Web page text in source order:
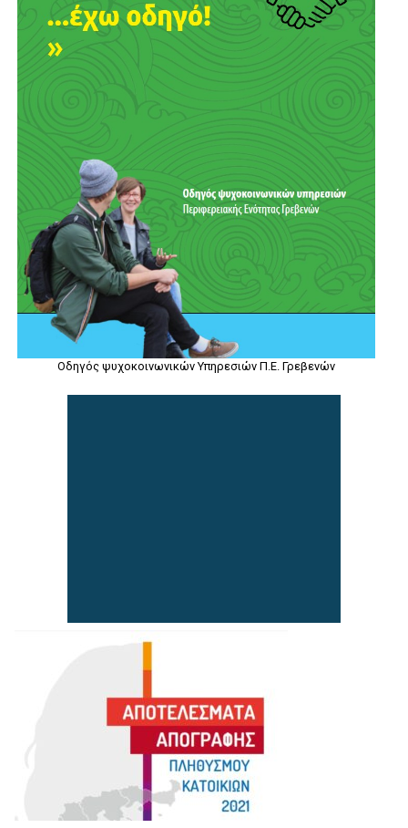
Οδηγός ψυχοκοινωνικών Υπηρεσιών Π.Ε. Γρεβενών